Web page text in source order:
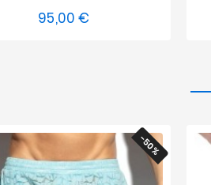
95,00 €
S M
-50%